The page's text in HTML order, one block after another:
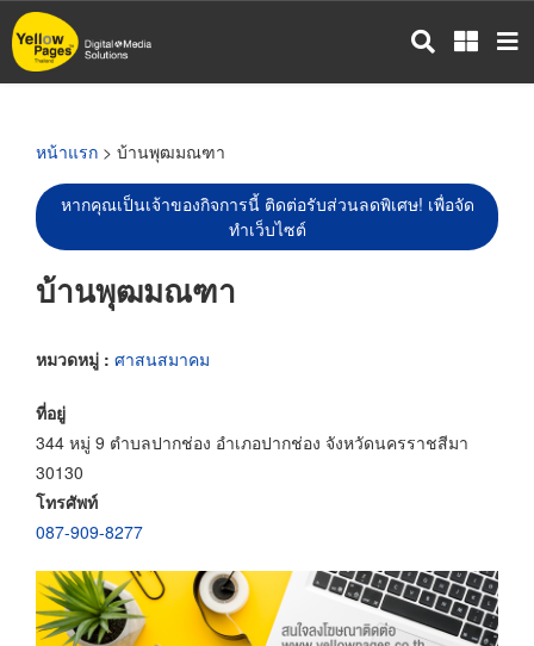
ข้าม
ไป
หน้าแรก > บ้านพุฒมณฑา
หากคุณเป็นเจ้าของกิจการนี้ ติดต่อรับส่วนลดพิเศษ! เพื่อจัด
ทำเว็บไซต์
บ้านพุฒมณฑา
หมวดหมู่ : ศาสนสมาคม
ที่อยู่
344 หมู่ 9 ตำบลปากช่อง อำเภอปากช่อง จังหวัดนครราชสีมา
30130
โทรศัพท์
087-909-8277